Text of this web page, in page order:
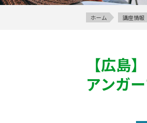
ホーム 講座情報
【広島】
アンガ